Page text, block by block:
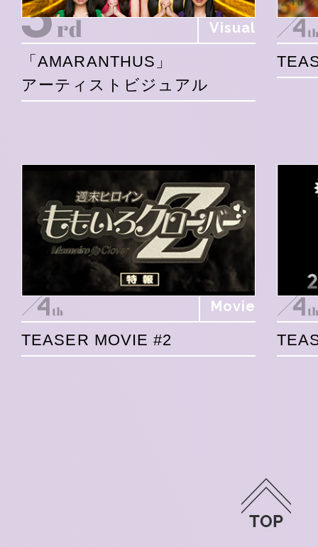
Visual
「AMARANTHUS」
アーティストビジュアル
Movie
TEASER MOVIE #2